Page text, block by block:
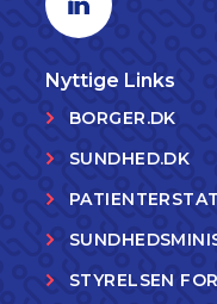
Nyttige Links
BORGER.DK
SUNDHED.DK
STYRELSEN